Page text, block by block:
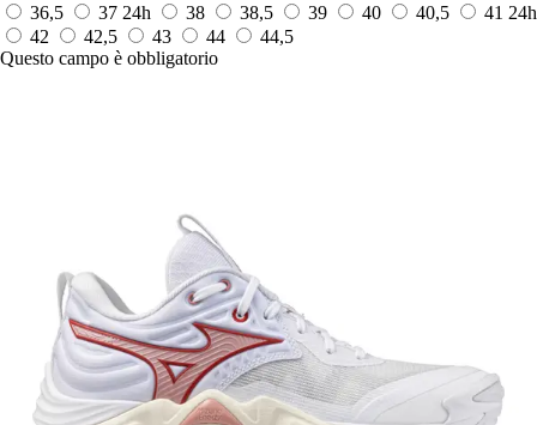
36,5
37 24h 38 38,5 39 40 40,5 41 24h
42
42,5 43 44
44,5
Questo campo è obbligatorio